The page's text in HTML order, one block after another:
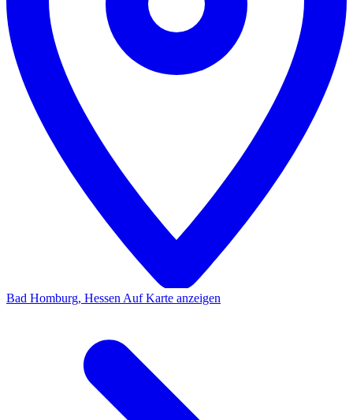
Bad Homburg, Hessen Auf Karte anzeigen